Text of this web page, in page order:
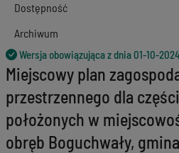
Dostępność
Archiwum
Wersja obowiązująca z dnia01-10-
Miejscowy plan
przestrzennego dla
położonych w
obręb Boguchwały,